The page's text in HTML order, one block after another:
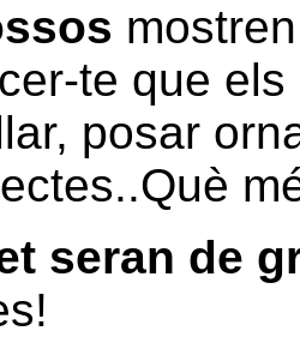
te que
posar
seran de